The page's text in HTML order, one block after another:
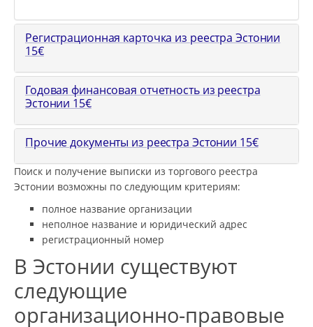
Регистрационная карточка из реестра Эстонии
15€
Годовая финансовая отчетность из реестра
Эстонии 15€
Прочие документы из реестра Эстонии 15€
Поиск и получение выписки из торгового реестра
Эстонии возможны по следующим критериям:
полное название организации
неполное название и юридический адрес
регистрационный номер
В Эстонии существуют
следующие
организационно-правовые